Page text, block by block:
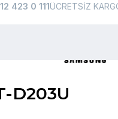
423 0 111ÜCRETSİZ
D203U